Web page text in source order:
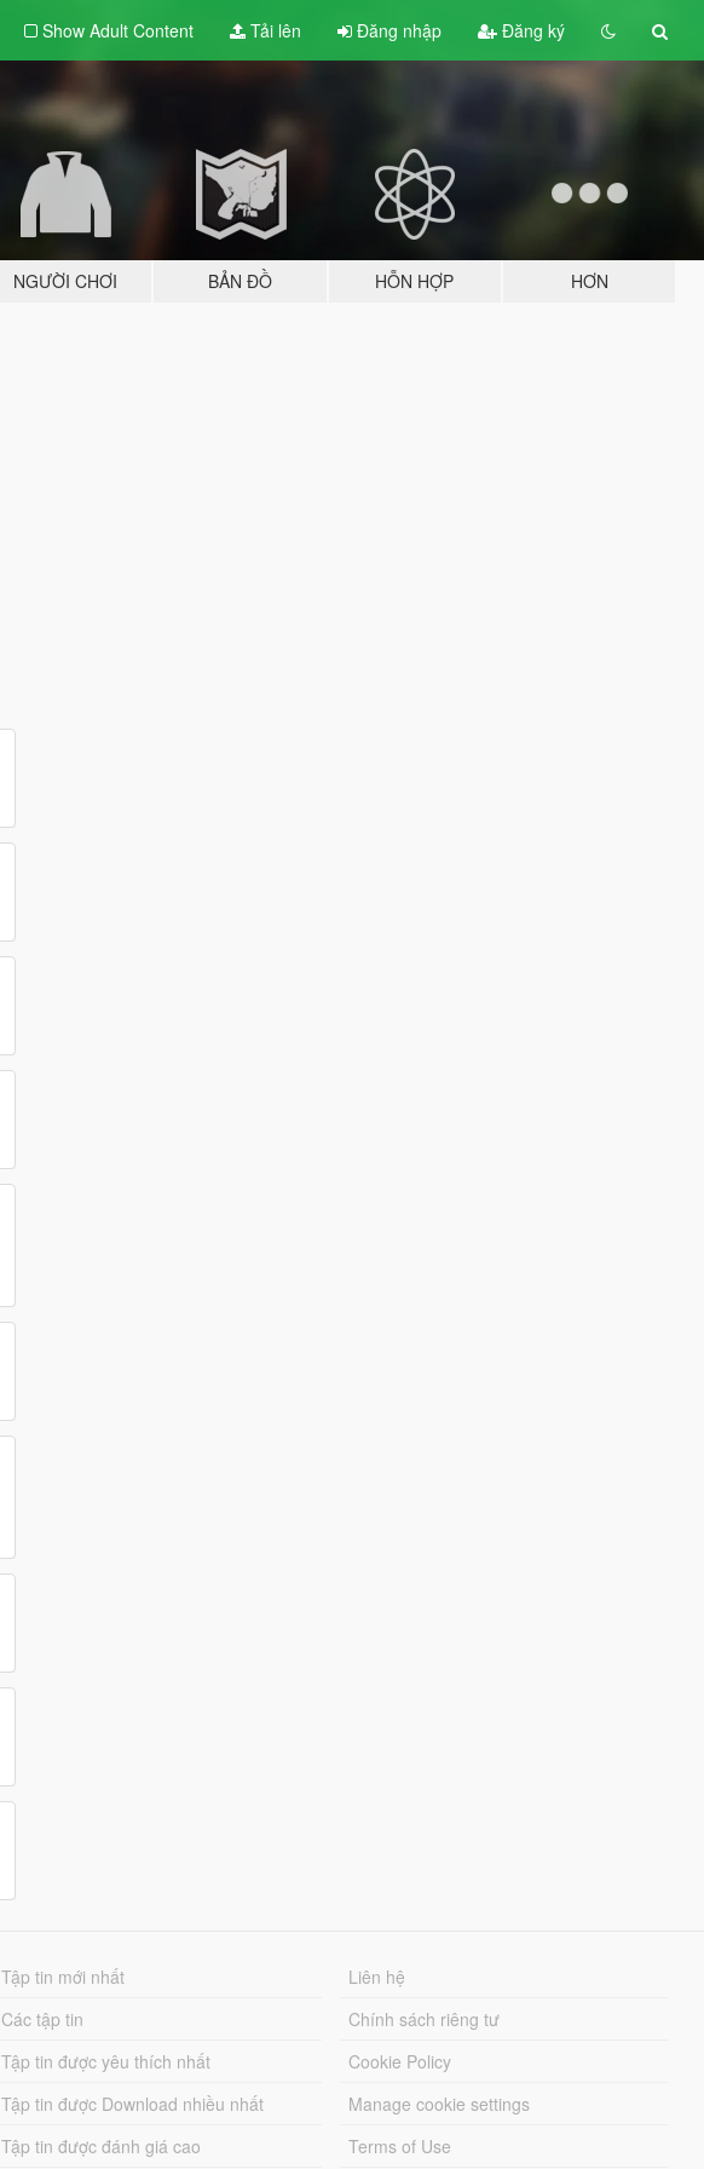
Show Adult Content Tải lên Đăng nhập Đăng ký
NGƯỜI CHƠI BẢN ĐỒ HỖN HỢP HƠN
Tập tin mới nhất
Các tập tin
Tập tin được yêu thích nhất
Tập tin được Download nhiều nhất
Tập tin được đánh giá cao
Liên hệ
Chính sách riêng tư
Cookie Policy
Manage cookie settings
Terms of Use